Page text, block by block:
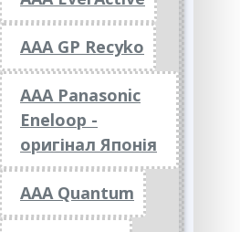
AAA GP Recyko
AAA Panasonic
Eneloop -
оригінал Японія
AAA Quantum